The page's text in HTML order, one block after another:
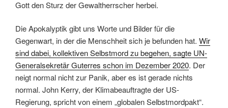
Gott den Sturz der Gewaltherrscher herbei.
Die Apokalyptik gibt uns Worte und Bilder für die
Gegenwart, in der die Menschheit sich je befunden hat. Wir
sind dabei, kollektiven Selbstmord zu begehen, sagte UN-
Generalsekretär Guterres schon im Dezember 2020. Der
neigt normal nicht zur Panik, aber es ist gerade nichts
normal. John Kerry, der Klimabeauftragte der US-
Regierung, spricht von einem „globalen Selbstmordpakt“.